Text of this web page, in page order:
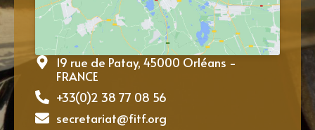
19 rue de Patay, 45000 Orléans -
FRANCE
+33(0)2 38 77 08 56
secretariat@fitf.org